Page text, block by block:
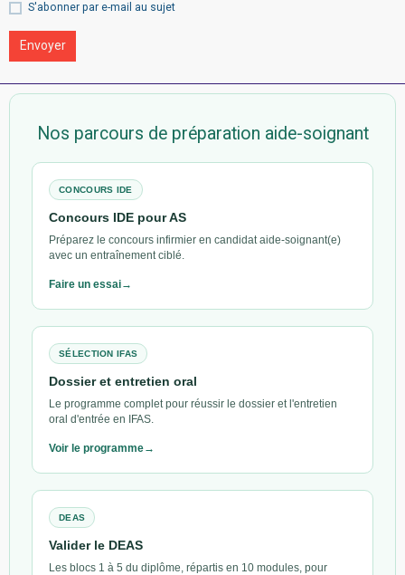
S'abonner par e-mail au sujet
Envoyer
Nos parcours de préparation aide-soignant
CONCOURS IDE
Concours IDE pour AS
Préparez le concours infirmier en candidat aide-soignant(e)
avec un entraînement ciblé.
Faire un essai
SÉLECTION IFAS
Dossier et entretien oral
Le programme complet pour réussir le dossier et l'entretien
oral d'entrée en IFAS.
Voir le programme
DEAS
Valider le DEAS
Les blocs 1 à 5 du diplôme, répartis en 10 modules, pour